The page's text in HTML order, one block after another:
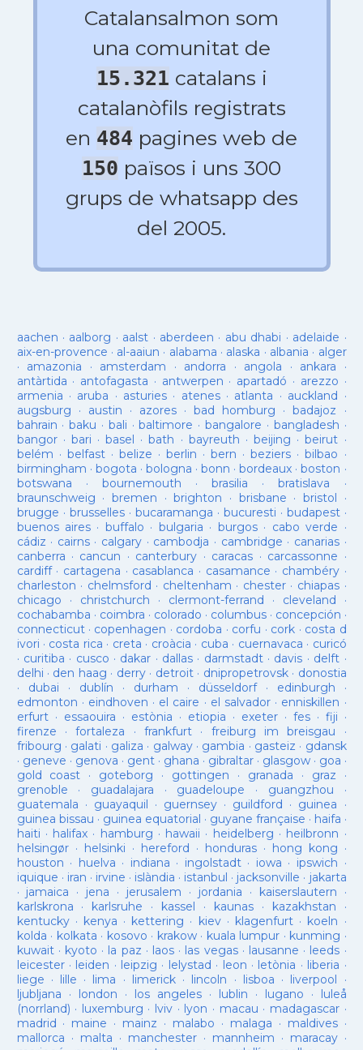
Catalansalmon som
una comunitat de
15.321 catalans i
catalanòfils registrats
en 484 pagines web de
150 països i uns 300
grups de whatsapp des
del 2005.
aachen · aalborg · aalst · aberdeen · abu dhabi · adelaide ·
aix-en-provence · al-aaiun · alabama · alaska · albania · alger
· amazonia · amsterdam · andorra · angola · ankara ·
antàrtida · antofagasta · antwerpen · apartadó · arezzo ·
armenia · aruba · asturies· atenes· atlanta · auckland ·
augsburg · austin · azores·bad homburg ·badajoz ·
bahrain ·baku · bali ·baltimore ·bangalore · bangladesh ·
bangor· bari ·basel ·bath · bayreuth ·beijing ·beirut ·
belém · belfast· belize · berlin ·bern ·beziers ·bilbao ·
birmingham · bogota · bologna ·bonn ·bordeaux ·boston ·
botswana · bournemouth ·brasilia ·bratislava ·
braunschweig · bremen ·brighton · brisbane · bristol ·
brugge · brusselles· bucaramanga · bucuresti · budapest·
buenos aires· buffalo · bulgaria · burgos· cabo verde ·
cádiz · cairns· calgary · cambodja · cambridge · canarias·
canberra · cancun · canterbury · caracas · carcassonne ·
cardiff· cartagena · casablanca · casamance · chambéry·
charleston · chelmsford · cheltenham · chester· chiapas ·
chicago · christchurch · clermont-ferrand · cleveland ·
cochabamba · coimbra · colorado · columbus· concepción ·
connecticut· copenhagen · cordoba · corfu · cork · costa d
ivori · costa rica · creta · croàcia · cuba · cuernavaca · curicó
· curitiba · cusco · dakar · dallas · darmstadt· davis · delft ·
delhi · den haag · derry· detroit· dnipropetrovsk· donostia
· dubai · dublín · durham · düsseldorf· edinburgh ·
edmonton · eindhoven · el caire · el salvador · enniskillen ·
erfurt· essaouira · estònia · etiopia · exeter· fes· fiji ·
firenze ·fortaleza · frankfurt· freiburg im breisgau ·
fribourg · galati · galiza · galway· gambia · gasteiz · gdansk
· geneve · genova · gent· ghana · gibraltar· glasgow· goa ·
gold coast · goteborg · gottingen · granada · graz ·
grenoble · guadalajara · guadeloupe · guangzhou ·
guatemala · guayaquil · guernsey· guildford · guinea ·
guinea bissau · guinea equatorial · guyane française · haifa ·
haiti · halifax · hamburg · hawaii · heidelberg · heilbronn ·
helsingør· helsinki · hereford · honduras· hong kong ·
houston · huelva · indiana · ingolstadt· iowa · ipswich ·
iquique · iran · irvine · islàndia · istanbul · jacksonville · jakarta
· jamaica · jena · jerusalem · jordania · kaiserslautern ·
karlskrona · karlsruhe · kassel · kaunas· kazakhstan ·
kentucky· kenya · kettering · kiev· klagenfurt · koeln ·
kolda · kolkata · kosovo · krakow· kuala lumpur · kunming ·
kuwait· kyoto · la paz · laos· las vegas· lausanne · leeds ·
leicester· leiden · leipzig · lelystad · leon · letònia · liberia ·
liege · lille · lima · limerick· lincoln · lisboa · liverpool ·
ljubljana · london · los angeles· lublin · lugano · luleå
(norrland) · luxemburg · lviv · lyon · macau · madagascar·
madrid · maine · mainz · malabo · malaga · maldives·
mallorca · malta · manchester· mannheim · maracay·